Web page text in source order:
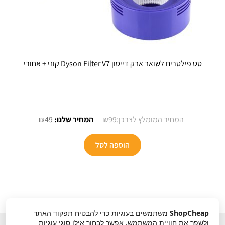
סט פילטרים לשואב אבק דייסון Dyson Filter V7 קוני + אחורי
₪99
המחיר
המקורי
היה:
₪99.
₪49 המחיר
הוספה לסל
ShopCheap משתמשים בעוגיות כדי להבטיח תפקוד האתר
ולשפר את חוויית המשתמש. אפשר לבחור אילו סוגי עוגיות